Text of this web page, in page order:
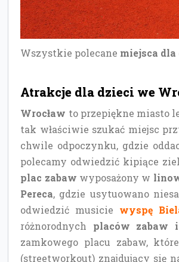
Wszystkie polecane miejsca
Atrakcje dla dzieci we
Wrocław to przepiękne miasto
tak właściwie szukać miejsc
chwile odpoczynku, gdzie
polecamy odwiedzić kipiące
plac zabaw wyposażony w
Pereca, gdzie usytuowano
odwiedzić musicie wyspę
różnorodnych placów zabaw
zamkowego placu zabaw,
(streetworkout) znajdujący się